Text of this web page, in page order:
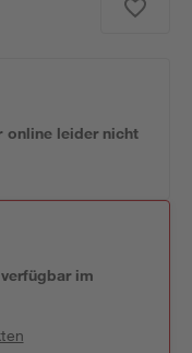
online leider nicht
im